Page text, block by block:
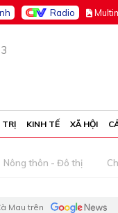
Radio M
TRỊ KINH TẾ XÃ HỘI
Nông thôn - Đô thị
Mau trên